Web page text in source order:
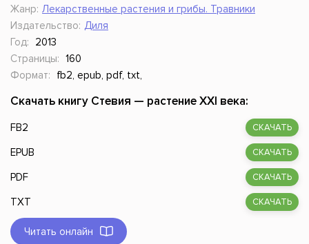
Жанр: Лекарственные растения и грибы. Травники
Издательство: Диля
Год:
2013
Страницы: 160
Формат:
fb2, epub, pdf, txt,
Скачать книгу Стевия — растение XXI века:
FB2 СКАЧАТЬ
EPUB СКАЧАТЬ
PDF СКАЧАТЬ
TXT СКАЧАТЬ
Читать онлайн